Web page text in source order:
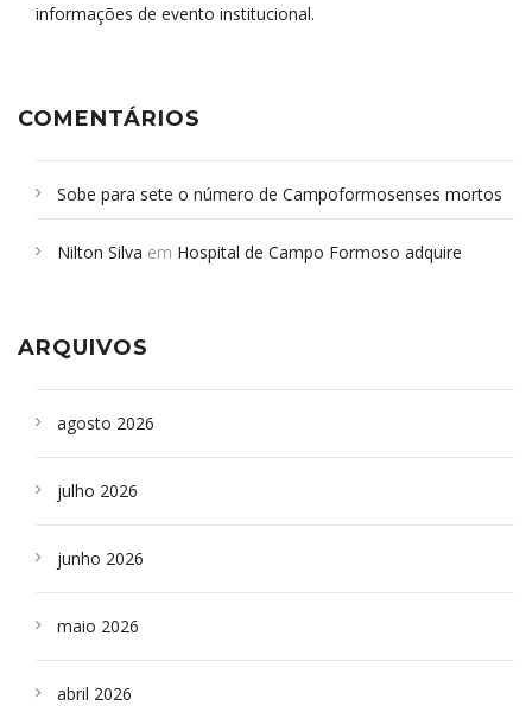
informações de evento institucional.
COMENTÁRIOS
Sobe para sete o número de Campoformosenses mortos
Campoformosenses que morreram em desabamentos são
Nilton Silva em Hospital de Campo Formoso adquire
ARQUIVOS
agosto 2026
julho 2026
junho 2026
maio 2026
abril 2026